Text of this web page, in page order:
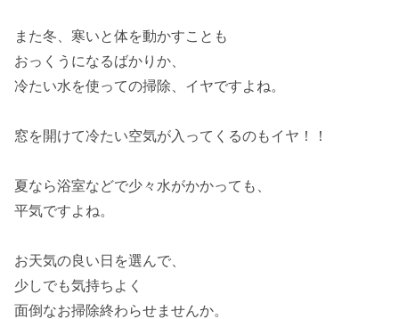
また冬、寒いと体を動かすことも
おっくうになるばかりか、
冷たい水を使っての掃除、イヤですよね。
窓を開けて冷たい空気が入ってくるのもイヤ！！
夏なら浴室などで少々水がかかっても、
平気ですよね。
お天気の良い日を選んで、
少しでも気持ちよく
面倒なお掃除終わらせませんか。